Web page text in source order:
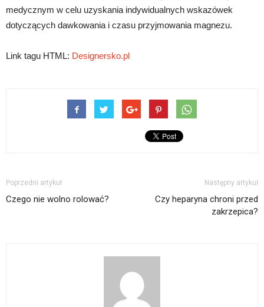
medycznym w celu uzyskania indywidualnych wskazówek
dotyczących dawkowania i czasu przyjmowania magnezu.
Link tagu HTML: Designersko.pl
Poprzedni artykuł
Czego nie wolno rolować?
Następny artykuł
Czy heparyna chroni przed
zakrzepica?